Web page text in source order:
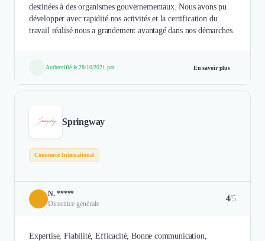
destinées à des organismes gouvernementaux. Nous avons pu
développer avec rapidité nos activités et la certification du
travail réalisé nous a grandement avantagé dans nos démarches.
Authentifié le 28/10/2021 par En savoir plus
Springway
Commerce International
N. *****
Directrice générale
4/5
Expertise, Fiabilité, Efficacité, Bonne communication,